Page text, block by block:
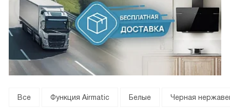
Все Функция Airmatic Белые Черная